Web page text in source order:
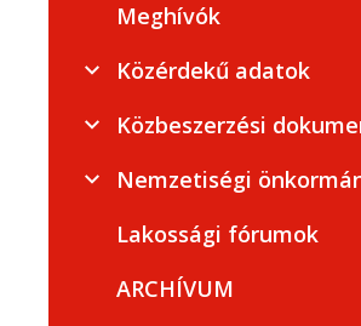
Meghívók
Közérdekű adatok
Közbeszerzési
Nemzetiségi
Lakossági fórumok
ARCHÍVUM